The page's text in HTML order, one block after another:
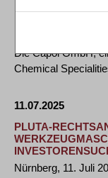
RSM EBNER
BEI DER
Die Capol GmbH,
Chemical
11.07.2025
PLUTA-
Nürnberg, 11. Juli